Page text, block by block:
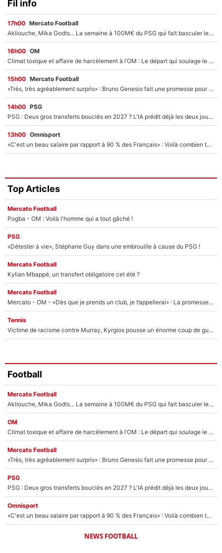
Fil info
17h00 Mercato Football
Akliouche, Mika Godts... La semaine à 100M€ du PSG qui fait basculer le mercato du PSG !
16h00 OM
Climat toxique et affaire de harcèlement à l’OM : Le départ qui soulage le vestiaire de Bruno Genesio
15h00 Mercato Football
«Très, très agréablement surpris» : Bruno Genesio fait une promesse pour la suite du mercato de l’OM et rassure les supporters
14h00 PSG
PSG : Deux gros transferts bouclés en 2027 ? L'IA prédit déjà les deux joueurs qui pourraient rejoindre Luis Enrique !
13h00 Omnisport
«C'est un beau salaire par rapport à 90 % des Français» : Voilà combien touchait Nelson Monfort sur France Télévisions avant de rejoindre CNews
Top Articles
Mercato Football
Pogba - OM : Voilà l'homme qui a tout gâché !
PSG
«Détester à vie», Stéphane Guy dans une embrouille à cause du PSG !
Mercato Football
Kylian Mbappé, un transfert obligatoire cet été ?
Mercato Football
Mercato - OM - «Dès que je prends un club, je t’appellerai» : La promesse de Marcelino au moment de claquer la porte
Tennis
Victime de racisme contre Murray, Kyrgios pousse un énorme coup de gueule !
Football
Mercato Football
Akliouche, Mika Godts... La semaine à 100M€ du PSG qui fait basculer le mercato du PSG !
OM
Climat toxique et affaire de harcèlement à l’OM : Le départ qui soulage le vestiaire de Bruno Genesio
Mercato Football
«Très, très agréablement surpris» : Bruno Genesio fait une promesse pour la suite du mercato de l’OM et rassure les supporters
PSG
PSG : Deux gros transferts bouclés en 2027 ? L'IA prédit déjà les deux joueurs qui pourraient rejoindre Luis Enrique !
Omnisport
«C'est un beau salaire par rapport à 90 % des Français» : Voilà combien touchait Nelson Monfort sur France Télévisions avant de rejoindre CNews
NEWS FOOTBALL